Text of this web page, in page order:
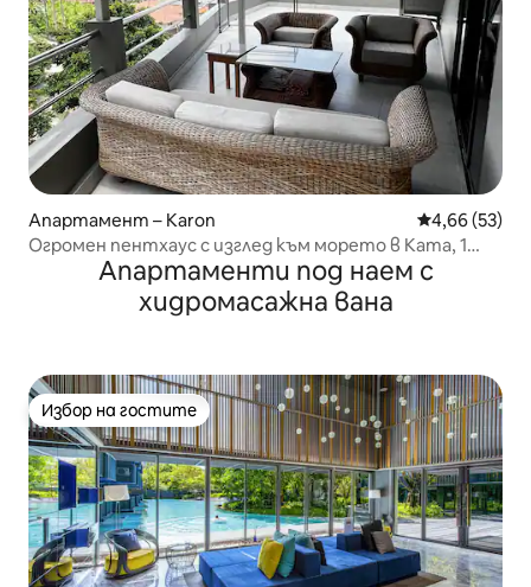
Апартамент – Karon Средна
4,66 (53)
Огромен пентхаус с изглед към морето в Ката, 1
спалня, 100 кв. м (41)
Апартаменти под наем с
хидромасажна вана
Избор на гостите
Избор на гостите